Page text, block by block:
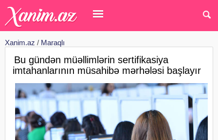
Xanim.az / Maraqlı
Bu gündən müəllimlərin sertifikasiya
imtahanlarının müsahibə mərhələsi başlayır